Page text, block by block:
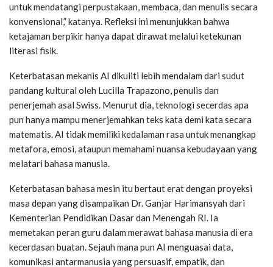
untuk mendatangi perpustakaan, membaca, dan menulis secara
konvensional,” katanya. Refleksi ini menunjukkan bahwa
ketajaman berpikir hanya dapat dirawat melalui ketekunan
literasi fisik.
Keterbatasan mekanis AI dikuliti lebih mendalam dari sudut
pandang kultural oleh Lucilla Trapazono, penulis dan
penerjemah asal Swiss. Menurut dia, teknologi secerdas apa
pun hanya mampu menerjemahkan teks kata demi kata secara
matematis. AI tidak memiliki kedalaman rasa untuk menangkap
metafora, emosi, ataupun memahami nuansa kebudayaan yang
melatari bahasa manusia.
Keterbatasan bahasa mesin itu bertaut erat dengan proyeksi
masa depan yang disampaikan Dr. Ganjar Harimansyah dari
Kementerian Pendidikan Dasar dan Menengah RI. Ia
memetakan peran guru dalam merawat bahasa manusia di era
kecerdasan buatan. Sejauh mana pun AI menguasai data,
komunikasi antarmanusia yang persuasif, empatik, dan